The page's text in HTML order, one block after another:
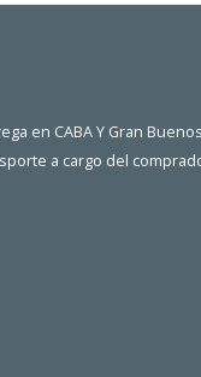
en CABA Y Gran
a cargo del